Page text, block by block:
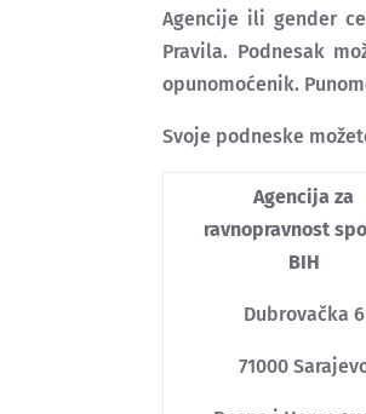
Agencije ili gender
Pravila. Podnesak
opunomoćenik.
Svoje podneske
Agencija za
ravnopravnost
BIH
Dubrovačka 6
71000